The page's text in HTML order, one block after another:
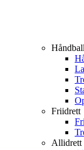
Håndball
Friidrett
Allidrett